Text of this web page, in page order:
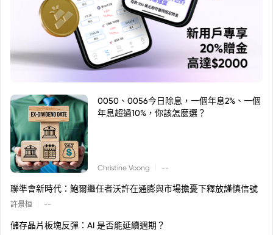
0050、0056今日除息，一個年息2%、一個
年息超過10%，你該怎麼選？
Christine Voong --
聯準會新時代：鮑爾繼任者沃許在通膨與市場擔憂下釋放謹慎信號
許景桓 --
儲存晶片板塊反彈：AI 是否能延續週期？